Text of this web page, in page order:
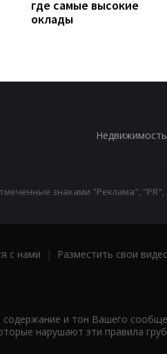
где самые высокие
оклады
Недвижимость
знаками "Реклама",
с нами | Разместить свои
и тон Вашего
нарушают эти правила